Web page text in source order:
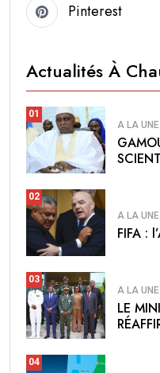
Pinterest
Actualités À
01
A LA UNE
02
A LA UNE
FIFA :
03
A LA UNE
LE
04